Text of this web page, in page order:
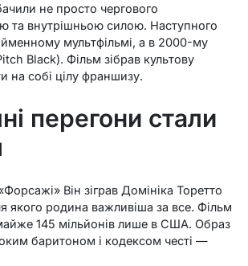
не просто чергового
та внутрішньою силою. Наступного
мультфільмі, а в 2000-му
Black). Фільм зібрав культову
на собі цілу франшизу.
перегони стали
Він зіграв Домініка Торетто
якого родина важливіша за все. Фільм
145 мільйонів лише в США. Образ
баритоном і кодексом честі —